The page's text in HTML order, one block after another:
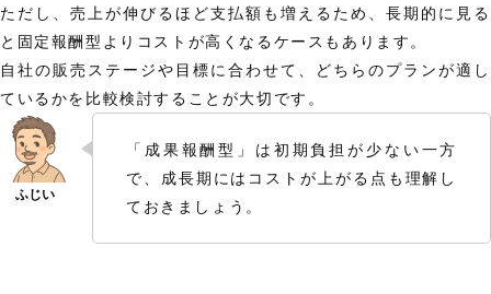
ただし、売上が伸びるほど支払額も増えるため、長期的に見る
と固定報酬型よりコストが高くなるケースもあります。
自社の販売ステージや目標に合わせて、どちらのプランが適し
ているかを比較検討することが大切です。
「成果報酬型」は初期負担が少ない一方
で、成長期にはコストが上がる点も理解し
ておきましょう。